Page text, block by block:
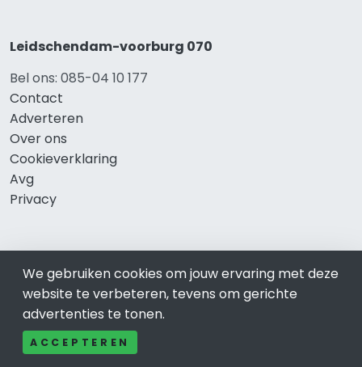
Leidschendam-voorburg 070
Bel ons: 085-04 10 177
Contact
Adverteren
Over ons
Cookieverklaring
Avg
Privacy
Direct naar
Rijscholen Leidschendam-Voorburg
Fietswinkels Leidschendam-Voorburg
Taxi Leidschendam-Voorburg
We gebruiken cookies om jouw ervaring met deze
website te verbeteren, tevens om gerichte
advertenties te tonen.
ACCEPTEREN